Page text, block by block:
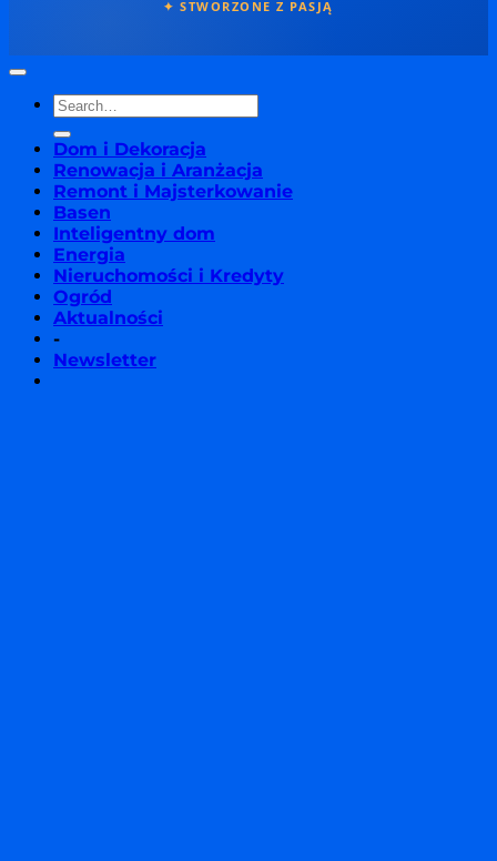
✦ STWORZONE Z PASJĄ
Dom i Dekoracja
Renowacja i Aranżacja
Remont i Majsterkowanie
Basen
Inteligentny dom
Energia
Nieruchomości i Kredyty
Ogród
Aktualności
-
Newsletter